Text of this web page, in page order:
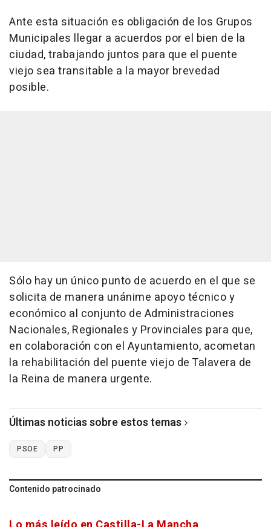
Ante esta situación es obligación de los Grupos
Municipales llegar a acuerdos por el bien de la
ciudad, trabajando juntos para que el puente
viejo sea transitable a la mayor brevedad
posible.
Sólo hay un único punto de acuerdo en el que se
solicita de manera unánime apoyo técnico y
económico al conjunto de Administraciones
Nacionales, Regionales y Provinciales para que,
en colaboración con el Ayuntamiento, acometan
la rehabilitación del puente viejo de Talavera de
la Reina de manera urgente.
Últimas noticias sobre estos temas
PSOE PP
Contenido patrocinado